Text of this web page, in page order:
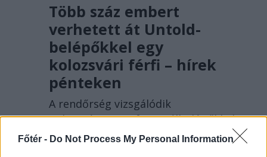
Főtér - Do Not Process My Personal Information
Több száz embert
verhetett át Untold-
belépőkkel egy
kolozsvári férfi – hírek
pénteken
A rendőrség vizsgálódik
Kolozsváron egy fesztiválbelépőkkel
elkövetett lehetséges csalás